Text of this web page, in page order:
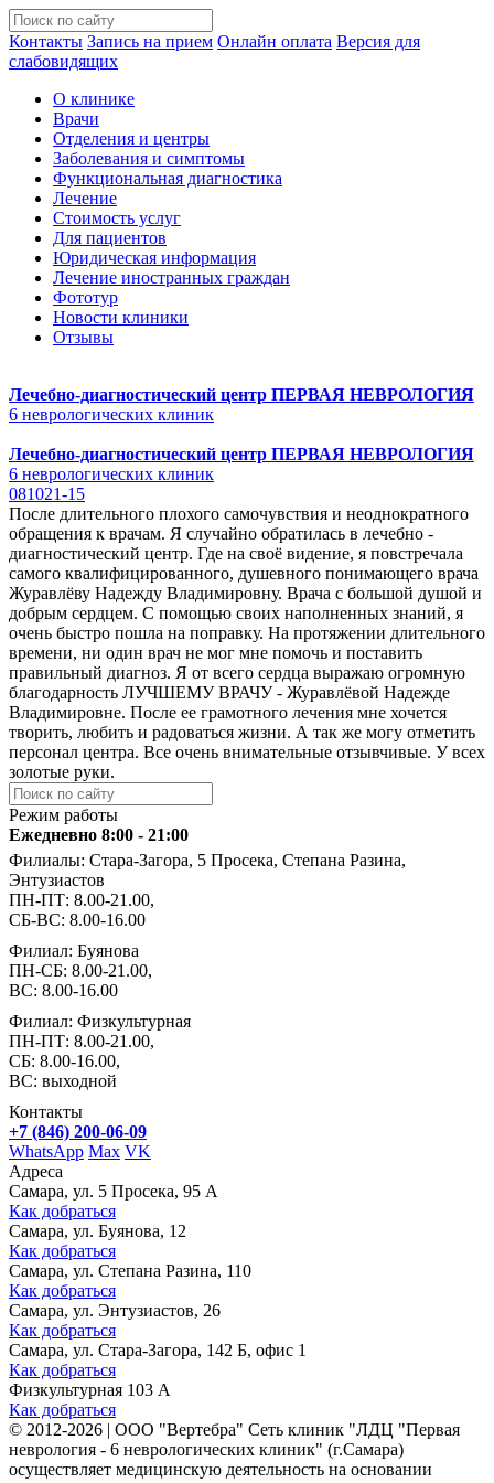
Контакты Запись на прием Онлайн оплата Версия для
слабовидящих
О клинике
Врачи
Отделения и центры
Заболевания и симптомы
Функциональная диагностика
Лечение
Стоимость услуг
Для пациентов
Юридическая информация
Лечение иностранных граждан
Фототур
Новости клиники
Отзывы
Лечебно-диагностический центр ПЕРВАЯ НЕВРОЛОГИЯ
6 неврологических клиник
Лечебно-диагностический центр ПЕРВАЯ НЕВРОЛОГИЯ
6 неврологических клиник
081021-15
После длительного плохого самочувствия и неоднократного
обращения к врачам. Я случайно обратилась в лечебно -
диагностический центр. Где на своё видение, я повстречала
самого квалифицированного, душевного понимающего врача
Журавлёву Надежду Владимировну. Врача с большой душой и
добрым сердцем. С помощью своих наполненных знаний, я
очень быстро пошла на поправку. На протяжении длительного
времени, ни один врач не мог мне помочь и поставить
правильный диагноз. Я от всего сердца выражаю огромную
благодарность ЛУЧШЕМУ ВРАЧУ - Журавлёвой Надежде
Владимировне. После ее грамотного лечения мне хочется
творить, любить и радоваться жизни. А так же могу отметить
персонал центра. Все очень внимательные отзывчивые. У всех
золотые руки.
Режим работы
Ежедневно 8:00 - 21:00
Филиалы: Стара-Загора, 5 Просека, Степана Разина,
Энтузиастов
ПН-ПТ: 8.00-21.00,
СБ-ВС: 8.00-16.00
Филиал: Буянова
ПН-СБ: 8.00-21.00,
ВС: 8.00-16.00
Филиал: Физкультурная
ПН-ПТ: 8.00-21.00,
СБ: 8.00-16.00,
ВС: выходной
Контакты
+7 (846) 200-06-09
WhatsApp Max VK
Адреса
Самара, ул. 5 Просека, 95 А
Как добраться
Самара, ул. Буянова, 12
Как добраться
Самара, ул. Степана Разина, 110
Как добраться
Самара, ул. Энтузиастов, 26
Как добраться
Самара, ул. Стара-Загора, 142 Б, офис 1
Как добраться
Физкультурная 103 А
Как добраться
© 2012-2026 | ООО "Вертебра" Сеть клиник "ЛДЦ "Первая
неврология - 6 неврологических клиник" (г.Самара)
осуществляет медицинскую деятельность на основании